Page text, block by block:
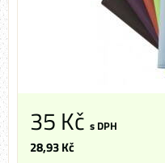
35 Kč s DPH
28,93 Kč